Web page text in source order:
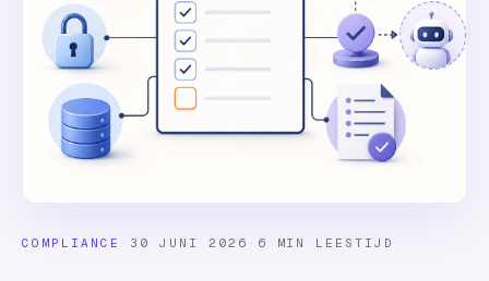
COMPLIANCE · 30 JUNI 2026 · 6 MIN LEESTIJD